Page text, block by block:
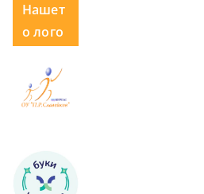
Нашет
о лого